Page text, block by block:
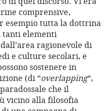
comprensive,
esempio tutta la dottrina
tanti elementi
ragionevole di
e culture secolari, e
sostenere in
(di “overlapping“,
che il
vicino alla filosofia